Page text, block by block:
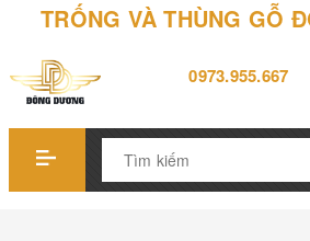
TRỐNG VÀ THÙNG GỖ
0973.955.667